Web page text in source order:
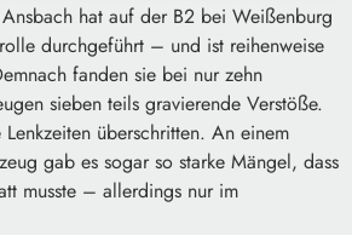
hat auf der B2 bei Weißenburg
durchgeführt – und ist reihenweise
fanden sie bei nur zehn
sieben teils gravierende Verstöße.
überschritten. An einem
gab es sogar so starke Mängel, dass
musste – allerdings nur im